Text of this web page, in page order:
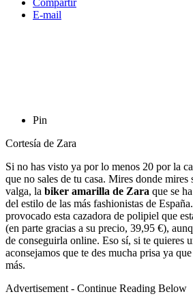
Compartir
E-mail
Pin
Cortesía de Zara
Si no has visto ya por lo menos 20 por la
que no sales de tu casa. Mires donde
valga, la biker amarilla de Zara que se
del estilo de las más fashionistas de
provocado esta cazadora de polipiel que
(en parte gracias a su precio, 39,95 €),
de conseguirla online. Eso sí, si te quieres
aconsejamos que te des mucha prisa ya
más.
Advertisement - Continue Reading Below